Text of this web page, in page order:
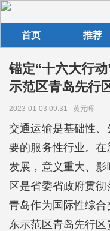
首页 推荐
锚定“十六大行
示范区青岛先行
2023-01-03 09:31 黄元晖
交通运输是基础性
要的服务性行业。
发展，意义重大、
区是省委省政府贯
青岛作为国际性综
东示范区青岛先行